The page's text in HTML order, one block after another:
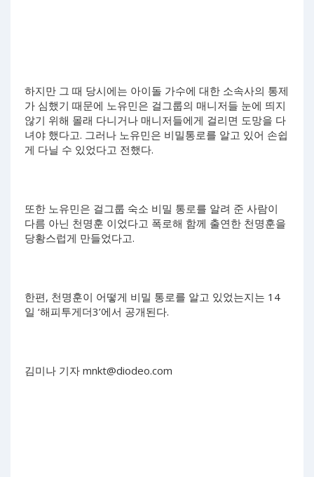
하지만 그 때 당시에는 아이돌 가수에 대한 소속사의 통제
가 심했기 때문에 노유민은 걸그룹의 매니저들 눈에 띄지
않기 위해 몰래 다니거나 매니저들에게 걸리면 도망을 다
녀야 했다고. 그러나 노유민은 비밀통로를 알고 있어 손쉽
게 다닐 수 있었다고 전했다.
또한 노유민은 걸그룹 숙소 비밀 통로를 알려 준 사람이
다름 아닌 천명훈 이었다고 폭로해 함께 출연한 천명훈을
당황스럽게 만들었다고.
한편, 천명훈이 어떻게 비밀 통로를 알고 있었는지는 14
일 ‘해피투게더3’에서 공개된다.
김미나 기자 mnkt@diodeo.com